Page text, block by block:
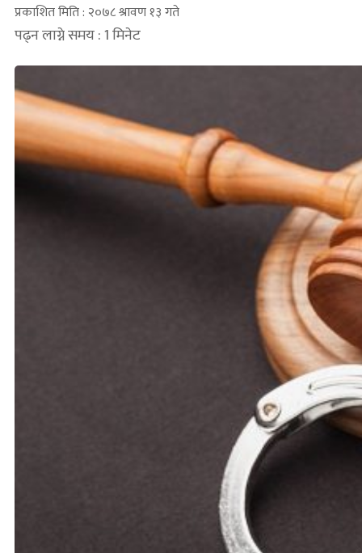
प्रकाशित मिति : २०७८ श्रावण १३ गते
पढ्न लाग्ने समय : 1 मिनेट